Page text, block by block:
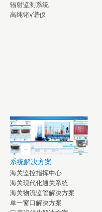
辐射监测系统
高纯锗γ谱仪
系统解决方案
海关监控指挥中心
海关现代化通关系统
海关物流监管解决方案
单一窗口解决方案